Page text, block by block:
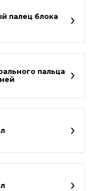
палец блока
пальца